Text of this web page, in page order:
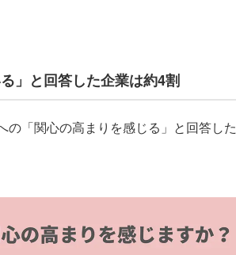
」と回答した企業は約4割
「関心の高まりを感じる」と回答した